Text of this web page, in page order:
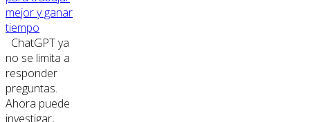
mejor y ganar
tiempo
ChatGPT ya
no se limita a
responder
preguntas.
Ahora puede
investigar,